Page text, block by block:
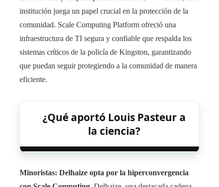
institución juega un papel crucial en la protección de la
comunidad. Scale Computing Platform ofreció una
infraestructura de TI segura y confiable que respalda los
sistemas críticos de la policía de Kingston, garantizando
que puedan seguir protegiendo a la comunidad de manera
eficiente.
¿Qué aportó Louis Pasteur a
la ciencia?
Minoristas: Delhaize opta por la hiperconvergencia